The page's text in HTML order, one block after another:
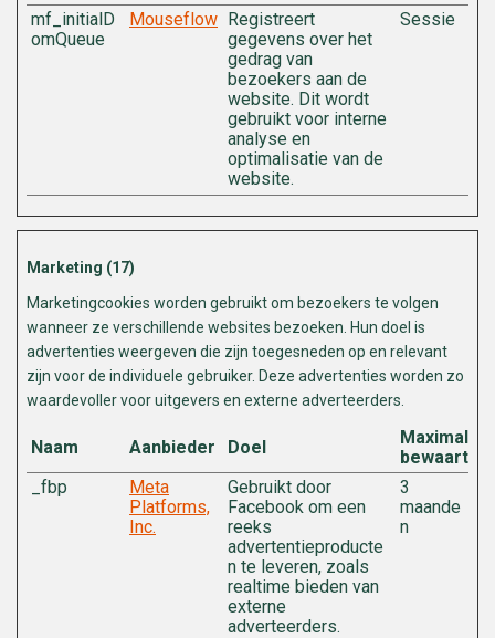
mf_initialD
omQueue
Mouseflow Registreert
gegevens over het
gedrag van
bezoekers aan de
website. Dit wordt
gebruikt voor interne
analyse en
optimalisatie van de
website.
Sessie
Marketing (17)
Marketingcookies worden gebruikt om bezoekers te volgen
wanneer ze verschillende websites bezoeken. Hun doel is
advertenties weergeven die zijn toegesneden op en relevant
zijn voor de individuele gebruiker. Deze advertenties worden zo
waardevoller voor uitgevers en externe adverteerders.
Naam Aanbieder Doel
Maximale
_fbp
Meta
Platforms,
Inc.
Gebruikt door
Facebook om een
reeks
advertentieproducte
n te leveren, zoals
realtime bieden van
externe
adverteerders.
3
maande
n